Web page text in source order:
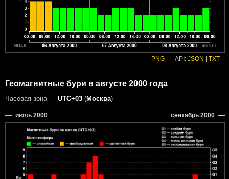
PNG API: JSON TXT
Геомагнитные бури в августе 2000 года
Часовая зона — UTC+03 (Москва)